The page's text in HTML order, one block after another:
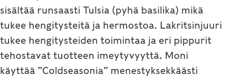
sisältää runsaasti Tulsia (pyhä basilika) mikä
tukee hengitysteitä ja hermostoa. Lakritsinjuuri
tukee hengitysteiden toimintaa ja eri pippurit
tehostavat tuotteen imeytyvyyttä. Moni
käyttää ”Coldseasonia” menestyksekkäästi